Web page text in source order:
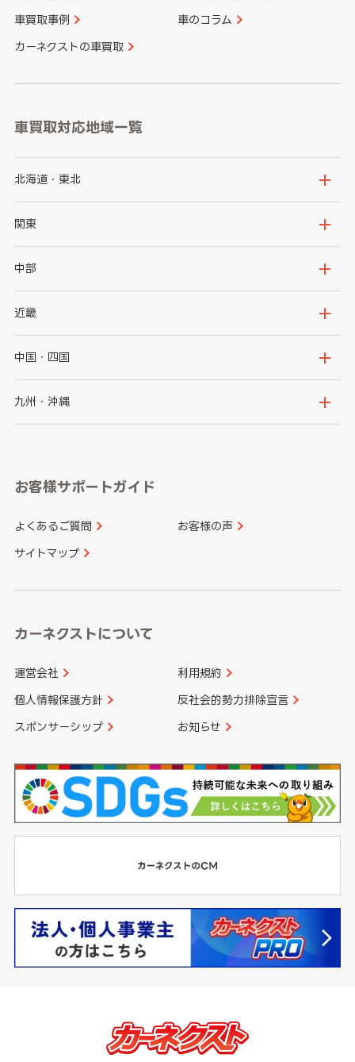
車買取事例 車のコラム
カーネクストの車買取
車買取対応地域一覧
北海道・東北
北海道
岩手県
秋田県
関東
茨城県
群馬県
千葉県
神奈川県
中部
新潟県
石川県
山梨県
愛知県
近畿
大阪府
京都府
和歌山県
中国・四国
鳥取県
山口県
香川県 愛媛県
九州・沖縄
長崎県
大分県 宮崎県
お客様サポートガイド
よくあるご質問 お客様の声
サイトマップ
カーネクストについて
運営会社 利用規約
個人情報保護方針 反社会的勢力排除宣言
スポンサーシップ お知らせ